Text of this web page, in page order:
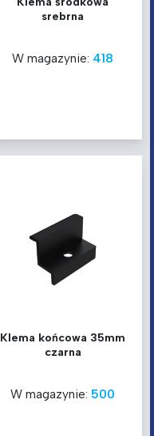
srebrna
W magazynie: 418
Klema końcowa 35mm
czarna
W magazynie: 500